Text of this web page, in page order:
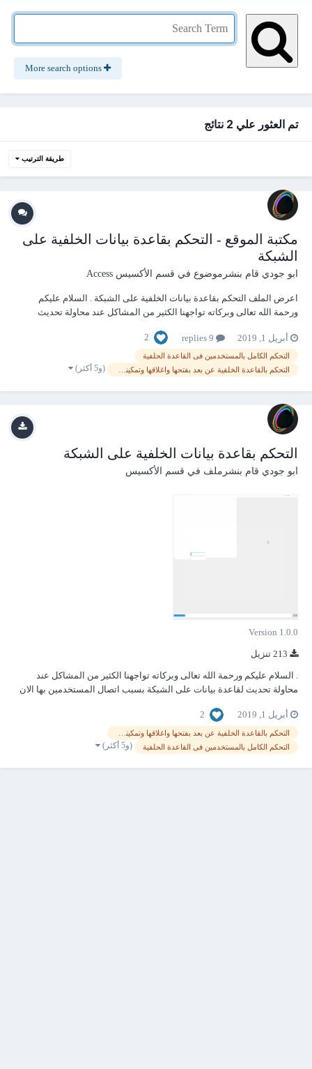
تم العثور علي 2 نتائج
طريقة الترتيب
مكتبة الموقع - التحكم بقاعدة بيانات الخلفية على
الشبكة
ابو جودي قام بنشرموضوع في قسم الأكسيس Access
اعرض الملف التحكم بقاعدة بيانات الخلفية على الشبكة . السلام عليكم
ورحمة الله تعالى وبركاته تواجهنا الكثير من المشاكل عند محاولة تحديث
العمل المتواضع الذى ينهى هذه المعاناه - الشرح...
أبريل 1, 2019 2
التحكم الكامل بالمستخدمين فى القاعدة الحلفية
(و5 أكثر)
التحكم بقاعدة بيانات الخلفية على الشبكة
ابو جودي قام بنشرملف في قسم الأكسيس
Version 1.0.0
. السلام عليكم ورحمة الله تعالى وبركاته تواجهنا الكثير من المشاكل عند
محاولة تحديث لقاعدة بيانات على الشبكة بسبب اتصال المستخدمين بها الان
الكائنات الموجودة بالقاعدة التى تحمل اسم test الى قاعدتك حتى تستطيع ا...
أبريل 1, 2019 2
التحكم الكامل بالمستخدمين فى القاعدة الحلفية
(و5 أكثر)